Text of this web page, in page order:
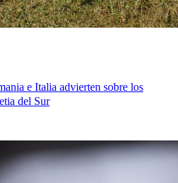
e Italia advierten sobre los
del Sur